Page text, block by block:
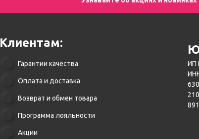
Клиентам:
Гарантии качества
Оплата и доставка
Возврат и обмен товара
Программа лояльности
Акции
ИП
210